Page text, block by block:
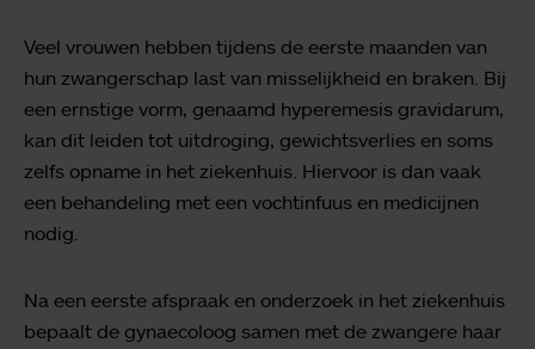
Veel vrouwen hebben tijdens de eerste maanden van
hun zwangerschap last van misselijkheid en braken. Bij
een ernstige vorm, genaamd hyperemesis gravidarum,
kan dit leiden tot uitdroging, gewichtsverlies en soms
zelfs opname in het ziekenhuis. Hiervoor is dan vaak
een behandeling met een vochtinfuus en medicijnen
nodig.
Na een eerste afspraak en onderzoek in het ziekenhuis
bepaalt de gynaecoloog samen met de zwangere haar